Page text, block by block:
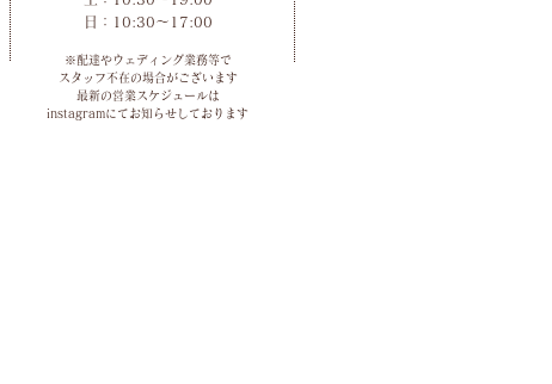
​日：10:30～17:00
※配達やウェディング業務等で
スタッフ不在の場合がございます
最新の営業スケジュールは
instagramにてお知らせしております